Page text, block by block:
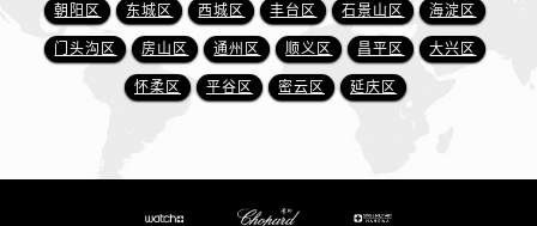
朝阳区 东城区 西城区 丰台区 石景山区 海淀区
门头沟区 房山区 通州区 顺义区 昌平区 大兴区
怀柔区 平谷区 密云区 延庆区